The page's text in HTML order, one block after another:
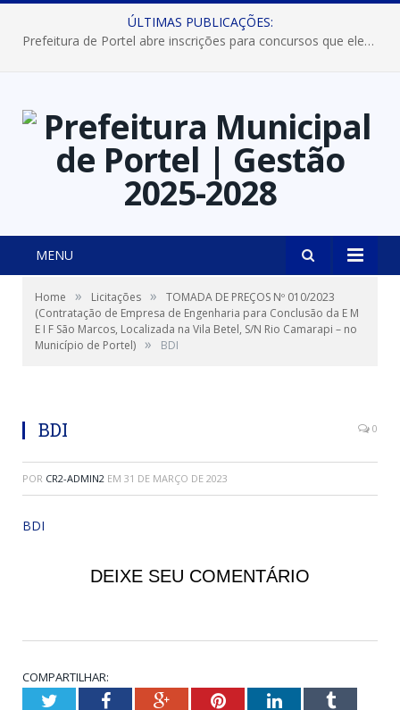
ÚLTIMAS PUBLICAÇÕES:
Prefeitura de Portel abre inscrições para concursos que elegerão os destaques do Verão 2026
MENU
Home » Licitações »
TOMADA DE PREÇOS Nº 010/2023
(Contratação de Empresa de Engenharia para Conclusão da E M
E I F São Marcos, Localizada na Vila Betel, S/N Rio Camarapi – no
Município de Portel) » BDI
BDI 0
POR CR2-ADMIN2 EM 31 DE MARÇO DE 2023
BDI
DEIXE SEU COMENTÁRIO
COMPARTILHAR:
TwitterFacebookGoogle+PinterestLinkedInTumblr